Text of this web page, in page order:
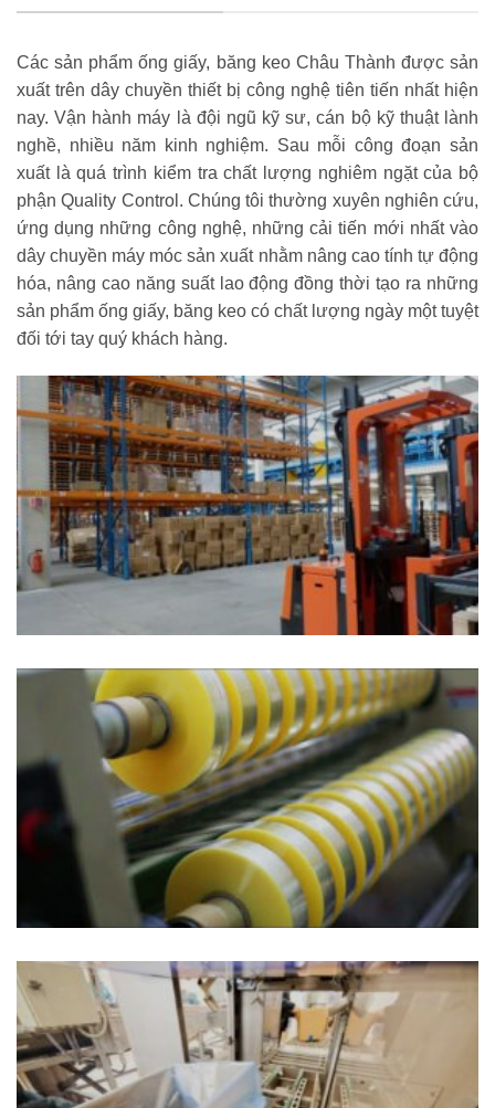
Các sản phẩm ống giấy, băng keo Châu Thành được sản
xuất trên dây chuyền thiết bị công nghệ tiên tiến nhất hiện
nay. Vận hành máy là đội ngũ kỹ sư, cán bộ kỹ thuật lành
nghề, nhiều năm kinh nghiệm. Sau mỗi công đoạn sản
xuất là quá trình kiểm tra chất lượng nghiêm ngặt của bộ
phận Quality Control. Chúng tôi thường xuyên nghiên cứu,
ứng dụng những công nghệ, những cải tiến mới nhất vào
dây chuyền máy móc sản xuất nhằm nâng cao tính tự động
hóa, nâng cao năng suất lao động đồng thời tạo ra những
sản phẩm ống giấy, băng keo có chất lượng ngày một tuyệt
đối tới tay quý khách hàng.